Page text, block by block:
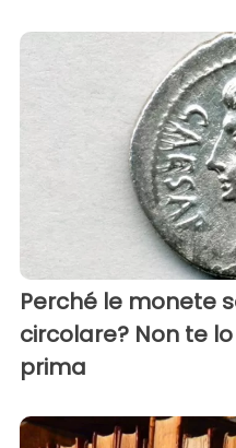
Perché le monete
circolare? Non te
prima